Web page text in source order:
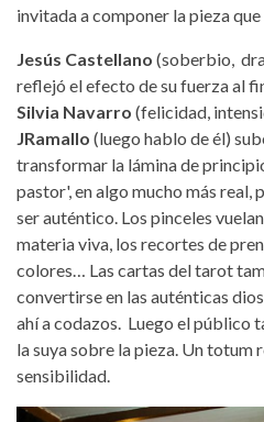
invitada a componer la pieza
Jesús Castellano (soberbio,
reflejó el efecto de su fuerza al
Silvia Navarro (felicidad,
JRamallo (luego hablo de él)
transformar la lámina de
pastor', en algo mucho más real,
ser auténtico. Los pinceles
materia viva, los recortes de
colores… Las cartas del tarot
convertirse en las auténticas
ahí a codazos. Luego el público
la suya sobre la pieza. Un
sensibilidad.